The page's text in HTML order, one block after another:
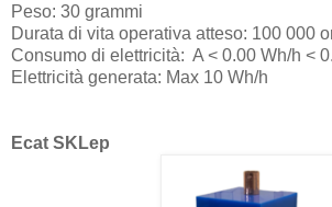
Peso: 30 grammi
Durata di vita operativa atteso: 100 000
Consumo di elettricità: A < 0.00 Wh/h <
Elettricità generata: Max 10 Wh/h
Ecat SKLep